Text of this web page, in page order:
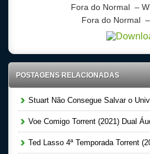
Fora do Normal –
Fora do Normal
POSTAGENS RELACIONADAS
Stuart Não Consegue Salvar o Universo 1ª
Voe Comigo Torrent (2021) Dual
Ted Lasso 4ª Temporada Torrent (2026)